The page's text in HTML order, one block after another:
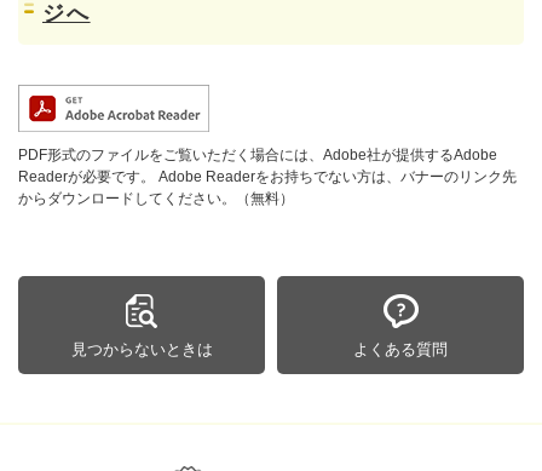
ジへ
PDF形式のファイルをご覧いただく場合には、Adobe社が提供するAdobe
Readerが必要です。
Adobe Readerをお持ちでない方は、バナーのリンク先
からダウンロードしてください。（無料）
見つからないときは よくある質問